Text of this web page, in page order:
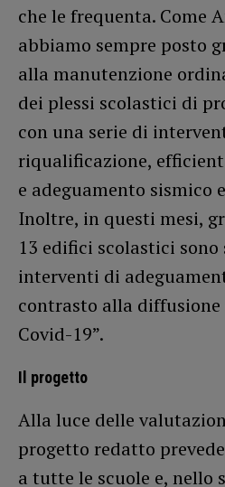
che le frequenta. Come
abbiamo sempre posto
alla manutenzione
dei plessi scolastici di
con una serie di
riqualificazione,
e adeguamento sismico
Inoltre, in questi mesi,
13 edifici scolastici
interventi di
contrasto alla
Covid-19”.
Il progetto
Alla luce delle
progetto redatto
a tutte le scuole e, nello